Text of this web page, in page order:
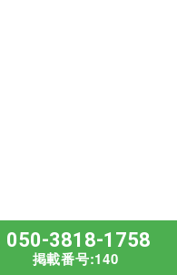
050-3818-1758
掲載番号:140